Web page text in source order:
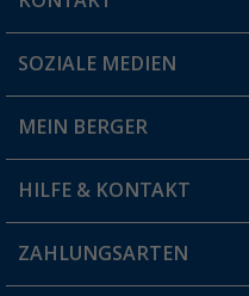
Du hast eine Frage?
Filiale finden
SOZIALE MEDIEN
MEIN BERGER
Vorteilskarte
Blog
HILFE & KONTAKT
FAQ & Kontakt
ZAHLUNGSARTEN